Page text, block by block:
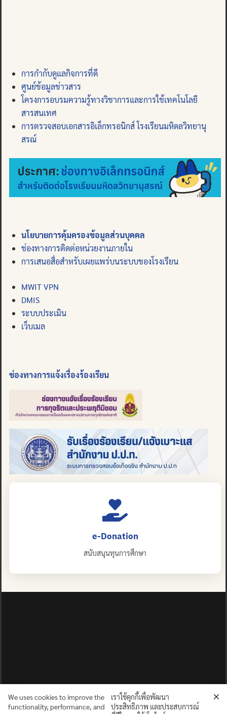
การกำกับดูแลกิจการที่ดี
ศูนย์ข้อมูลข่าวสาร
โครงการอบรมความรู้ทางวิชาการและการใช้เทคโนโลยี
สารสนเทศ
การตรวจสอบเอกสารอิเล็กทรอนิกส์ โรงเรียนมหิดลวิทยานุ
สรณ์
นโยบายการคุ้มครองข้อมูลส่วนบุคคล
ช่องทางการติดต่อหน่วยงานภายใน
การเสนอสื่อสำหรับเผยแพร่บนระบบของโรงเรียน
MWIT VPN
DMIS
ระบบประเมิน
เว็บเมล
ช่องทางการแจ้งเรื่องร้องเรียน
e-Donation
สนับสนุนทุนการศึกษา
We uses cookies to improve the
functionality, performance, and
เราใช้คุกกี้เพื่อพัฒนา
ประสิทธิภาพ และประสบการณ์